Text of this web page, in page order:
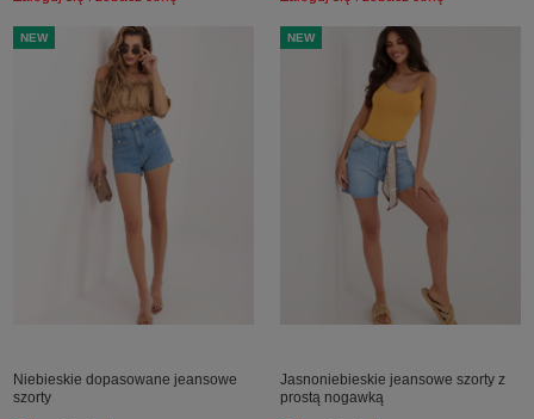
NEW
Niebieskie dopasowane jeansowe
szorty
NEW
Jasnoniebieskie jeansowe szorty z
prostą nogawką